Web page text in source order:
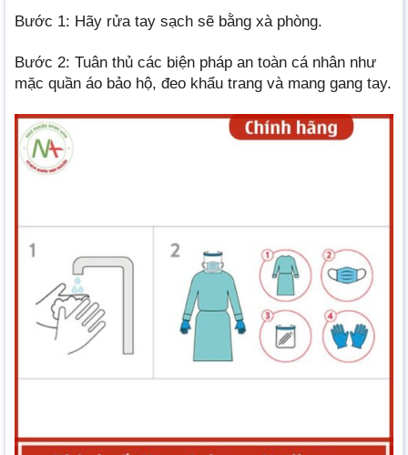
Bước 1: Hãy rửa tay sạch sẽ bằng xà phòng.
Bước 2: Tuân thủ các biện pháp an toàn cá nhân như
mặc quần áo bảo hộ, đeo khẩu trang và mang gang tay.